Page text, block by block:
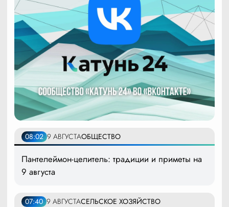
08:02 9 АВГУСТАОБЩЕСТВО
Пантелеймон-целитель: традиции и приметы на
9 августа
07:40 9 АВГУСТАСЕЛЬСКОЕ ХОЗЯЙСТВО